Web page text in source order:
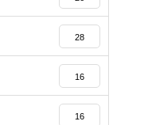
28
16
16